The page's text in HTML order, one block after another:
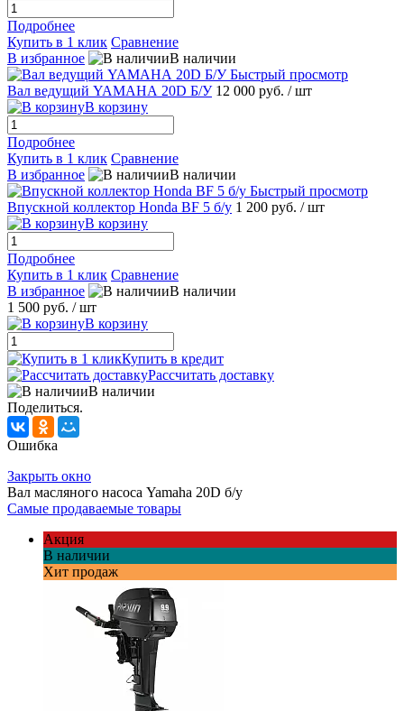
Подробнее
Купить в 1 клик Сравнение
В избранное
В наличии
Быстрый просмотр
Вал ведущий YAMAHА 20D Б/У 12 000 руб. / шт
В корзину
Подробнее
Купить в 1 клик Сравнение
В избранное
В наличии
Быстрый просмотр
Впускной коллектор Hondа BF 5 б/у 1 200 руб. / шт
В корзину
Подробнее
Купить в 1 клик Сравнение
В избранное
В наличии
1 500 руб. / шт
В корзину
Купить в кредит
Рассчитать доставку
В наличии
Поделиться.
Ошибка
Закрыть окно
Вал масляного насоса Yamahа 20D б/у
Самые продаваемые товары
Акция
В наличии
Хит продаж